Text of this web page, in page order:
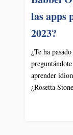
las apps
2023?
¿Te ha
aprender
¿Rosetta